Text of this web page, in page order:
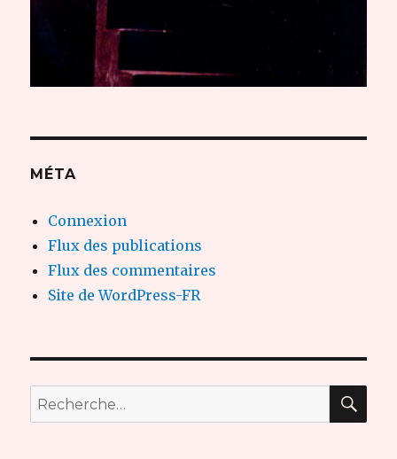
MÉTA
Connexion
Flux des publications
Flux des commentaires
Site de WordPress-FR
Recherche
pour :